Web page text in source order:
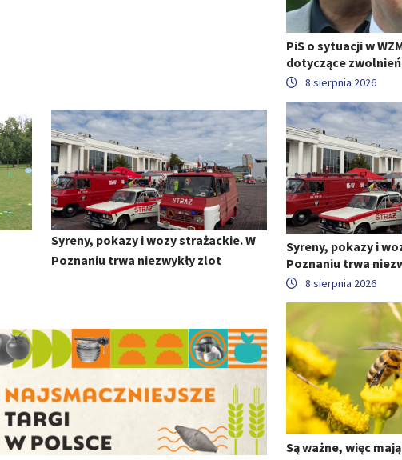
Syreny, pokazy i wozy strażackie. W
Poznaniu trwa niezwykły zlot
PiS o sytuacji w
dotyczące
8 sierpnia 2026
Syreny, pokazy i
Poznaniu trwa
8 sierpnia 2026
Są ważne, więc